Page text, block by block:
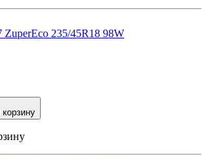
ZuperEco 235/45R18 98W